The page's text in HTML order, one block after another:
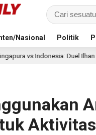
Nasional Politik
Duel Ilhan Fandi vs Mitchell